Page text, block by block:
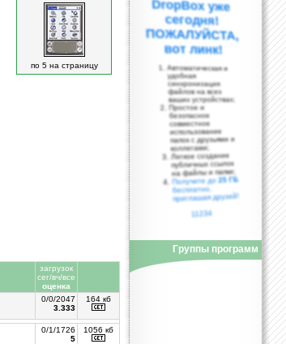
по 5 на страницу
загрузок
сег/вч/все
оценка
0/0/2047
3.333
164 кб
0/1/1726
5
1056 кб
вот линк!
Автоматическая и
удобная
синхронизация
файлов на всех
ваших устройствах;
Простое и
безопасное
совместное
использование
папок с друзьями и
коллегами;
Легкое создание
публичных ссылок
на файлы и папки;
Получите до25 ГБ
бесплатно,
приглашая друзей!
11234
Группы программ